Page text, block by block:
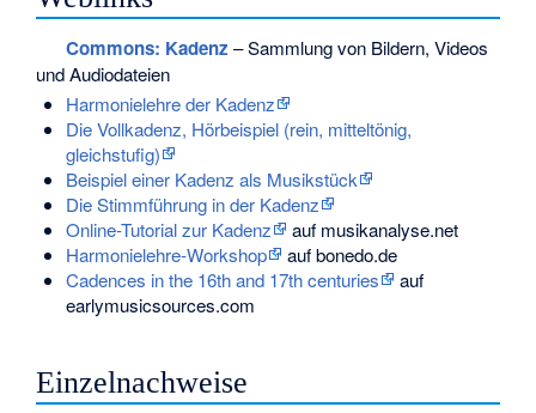
Commons: Kadenz – Sammlung von Bildern, Videos
und Audiodateien
Harmonielehre der Kadenz
Die Vollkadenz, Hörbeispiel (rein, mitteltönig,
gleichstufig)
Beispiel einer Kadenz als Musikstück
Die Stimmführung in der Kadenz
Online-Tutorial zur Kadenz
auf musikanalyse.net
Harmonielehre-Workshop
auf bonedo.de
Cadences in the 16th and 17th centuries
auf
earlymusicsources.com
Einzelnachweise